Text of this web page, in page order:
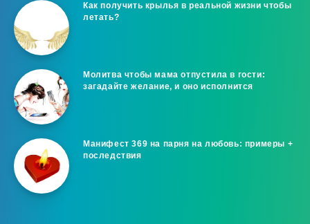
Как получить крылья в реальной жизни чтобы
летать?
Молитва чтобы мама отпустила в гости:
загадайте желание, и оно исполнится
Манифест 369 на парня на любовь: примеры +
последствия